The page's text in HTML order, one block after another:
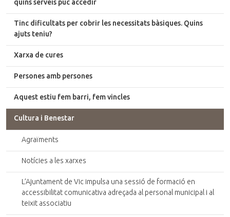
quins serveis puc accedir
Tinc dificultats per cobrir les necessitats bàsiques. Quins
ajuts teniu?
Xarxa de cures
Persones amb persones
Aquest estiu fem barri, fem vincles
Cultura i Benestar
Agraïments
Notícies a les xarxes
L’Ajuntament de Vic impulsa una sessió de formació en
accessibilitat comunicativa adreçada al personal municipal i al
teixit associatiu